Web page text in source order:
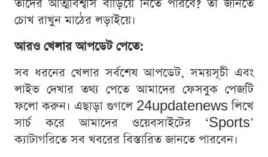
তাদের আত্মবিশ্বাস বাড়িয়ে নিতে পারবে? তা জানতে
চোখ রাখুন মাঠের লড়াইয়ে।
আরও খেলার আপডেট পেতে:
সব ধরনের খেলার সর্বশেষ আপডেট, সময়সূচী এবং
লাইভ দেখার তথ্য পেতে আমাদের ফেসবুক পেজটি
ফলো করুন। এছাড়া গুগলে 24updatenews লিখে
সার্চ করে আমাদের ওয়েবসাইটের ‘Sports’
ক্যাটাগরিতে সব খবরের বিস্তারিত জানতে পারবেন।